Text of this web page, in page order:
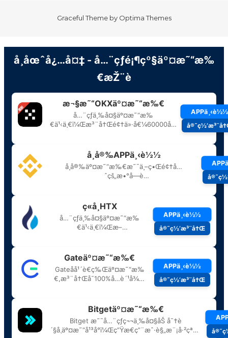
Graceful Theme by Optima Themes